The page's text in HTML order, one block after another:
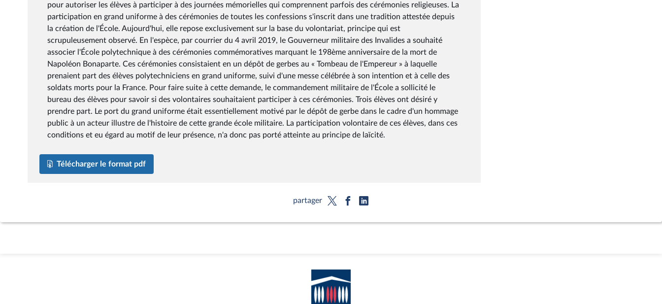
pour autoriser les élèves à participer à des journées mémorielles qui comprennent parfois des cérémonies religieuses. La
participation en grand uniforme à des cérémonies de toutes les confessions s'inscrit dans une tradition attestée depuis
la création de l'École. Aujourd'hui, elle repose exclusivement sur la base du volontariat, principe qui est
scrupuleusement observé. En l'espèce, par courrier du 4 avril 2019, le Gouverneur militaire des Invalides a souhaité
associer l'École polytechnique à des cérémonies commémoratives marquant le 198ème anniversaire de la mort de
Napoléon Bonaparte. Ces cérémonies consistaient en un dépôt de gerbes au « Tombeau de l'Empereur » à laquelle
prenaient part des élèves polytechniciens en grand uniforme, suivi d'une messe célébrée à son intention et à celle des
soldats morts pour la France. Pour faire suite à cette demande, le commandement militaire de l'École a sollicité le
bureau des élèves pour savoir si des volontaires souhaitaient participer à ces cérémonies. Trois élèves ont désiré y
prendre part. Le port du grand uniforme était essentiellement motivé par le dépôt de gerbe dans le cadre d'un hommage
public à un acteur illustre de l'histoire de cette grande école militaire. La participation volontaire de ces élèves, dans ces
conditions et eu égard au motif de leur présence, n'a donc pas porté atteinte au principe de laïcité.
Télécharger le format pdf
partager